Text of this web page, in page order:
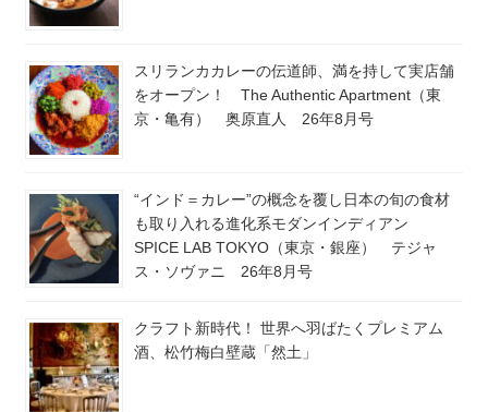
スリランカカレーの伝道師、満を持して実店舗
をオープン！ The Authentic Apartment（東
京・亀有） 奥原直人 26年8月号
“インド＝カレー”の概念を覆し日本の旬の食材
も取り入れる進化系モダンインディアン
SPICE LAB TOKYO（東京・銀座） テジャ
ス・ソヴァニ 26年8月号
クラフト新時代！ 世界へ羽ばたくプレミアム
酒、松竹梅白壁蔵「然土」